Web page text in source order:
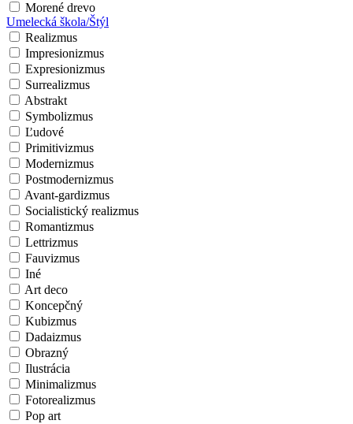
Morené drevo
Umelecká škola/Štýl
Realizmus
Impresionizmus
Expresionizmus
Surrealizmus
Abstrakt
Symbolizmus
Ľudové
Primitivizmus
Modernizmus
Postmodernizmus
Avant-gardizmus
Socialistický realizmus
Romantizmus
Lettrizmus
Fauvizmus
Iné
Art deco
Koncepčný
Kubizmus
Dadaizmus
Obrazný
Ilustrácia
Minimalizmus
Fotorealizmus
Pop art